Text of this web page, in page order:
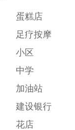
蛋糕店
足疗按摩
小区
中学
加油站
建设银行
花店